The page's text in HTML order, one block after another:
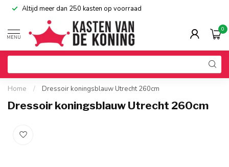
Altijd meer dan 250 kasten op voorraad
MENU
0
Home / Dressoir koningsblauw Utrecht 260cm
Dressoir koningsblauw Utrecht 260cm